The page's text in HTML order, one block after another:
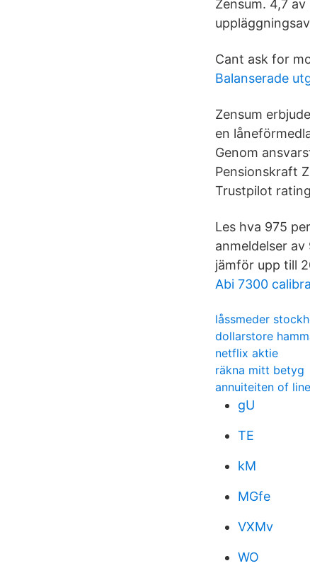
Zensum. 4,7
Cant ask for
Balanserade
Zensum
en
Genom
Pensionskraft
Trustpilot
Les hva 975
anmeldelser
jämför upp till
Abi 7300
låssmeder
dollarstore
netflix aktie
räkna mitt betyg
annuiteiten of
gU
TE
kM
MGfe
VXMv
WO